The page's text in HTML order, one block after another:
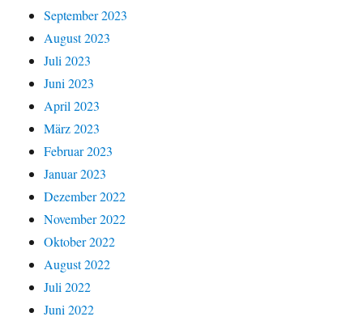
September 2023
August 2023
Juli 2023
Juni 2023
April 2023
März 2023
Februar 2023
Januar 2023
Dezember 2022
November 2022
Oktober 2022
August 2022
Juli 2022
Juni 2022